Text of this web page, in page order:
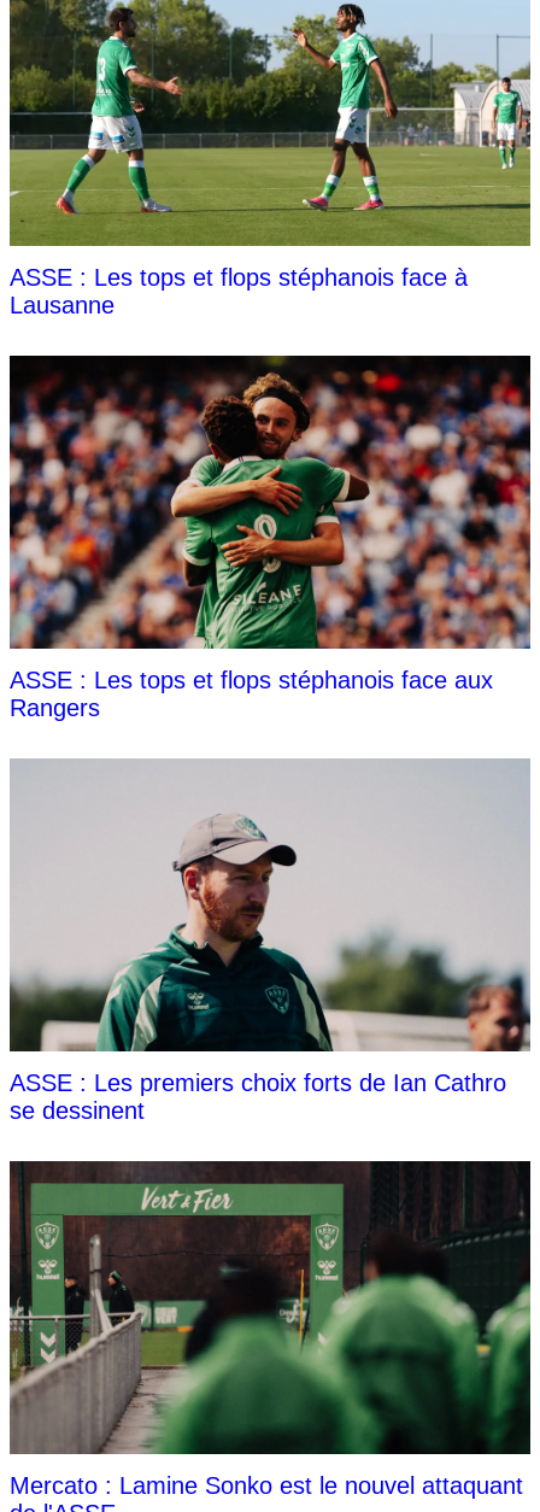
ASSE : Les tops et flops stéphanois face à
Lausanne
ASSE : Les tops et flops stéphanois face aux
Rangers
ASSE : Les premiers choix forts de Ian Cathro
se dessinent
Mercato : Lamine Sonko est le nouvel attaquant